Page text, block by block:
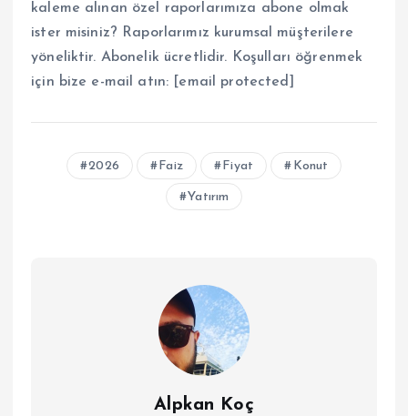
kaleme alınan özel raporlarımıza abone olmak
ister misiniz? Raporlarımız kurumsal müşterilere
yöneliktir. Abonelik ücretlidir. Koşulları öğrenmek
için bize e-mail atın:
[email protected]
2026 Faiz Fiyat Konut
Yatırım
Alpkan Koç